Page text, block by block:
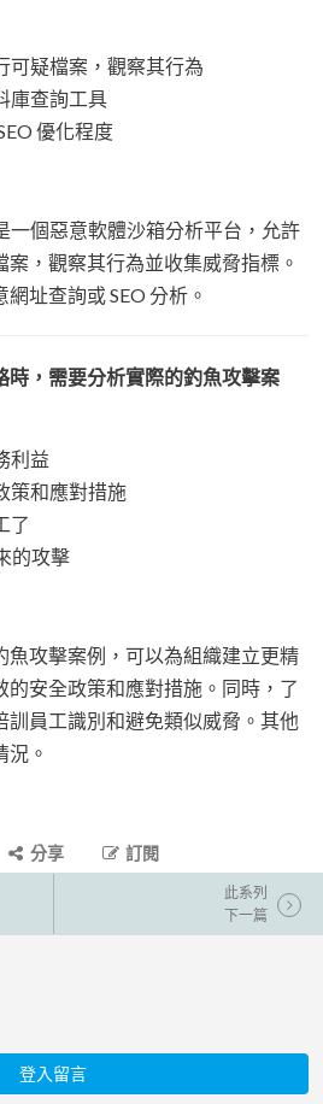
可疑檔案，觀察其行為
庫查詢工具
優化程度
一個惡意軟體沙箱分析平台，允許
，觀察其行為並收集威脅指標。
址查詢或 SEO 分析。
時，需要分析實際的釣魚攻擊案
利益
策和應對措施
了
的攻擊
魚攻擊案例，可以為組織建立更精
安全政策和應對措施。同時，了
訓員工識別和避免類似威脅。其他
況。
分享 訂閱
此系列
下一篇
登入留言